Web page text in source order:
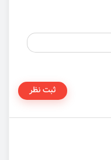
ثبت نظر